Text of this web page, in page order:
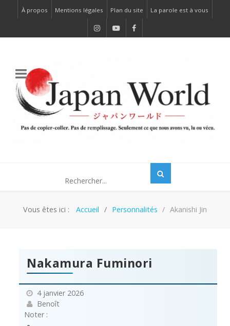
À propos Mentions légales Plan du site La parole est à vous
Vous êtes ici : Accueil Personnalités Akanishi Jin
Nakamura Fuminori
4 janvier 2026
Benoît
Noter :